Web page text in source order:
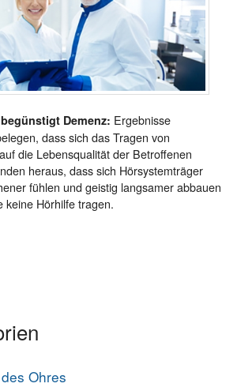
Demenz: Ergebnisse
dass sich das Tragen von
die Lebensqualität der Betroffenen
heraus, dass sich Hörsystemträger
fühlen und geistig langsamer abbauen
keine Hörhilfe tragen.
Ohres